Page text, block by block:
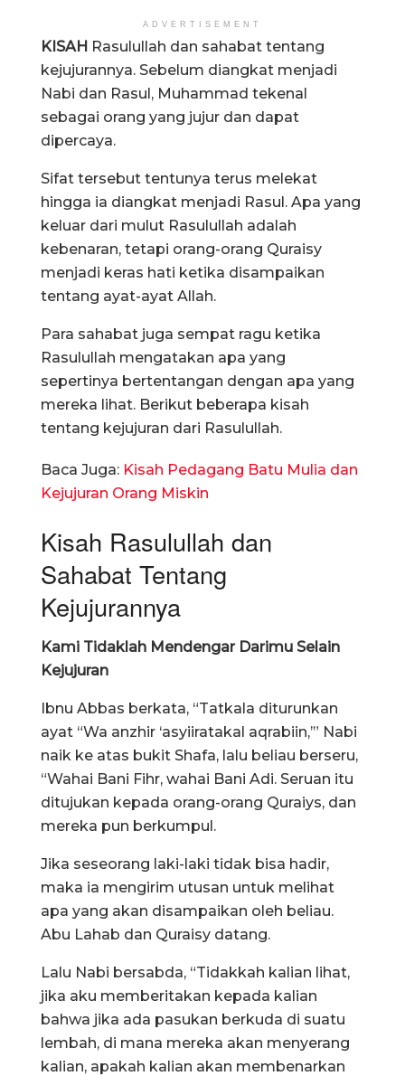
ADVERTISEMENT
KISAH Rasulullah dan sahabat tentang
kejujurannya. Sebelum diangkat menjadi
Nabi dan Rasul, Muhammad tekenal
sebagai orang yang jujur dan dapat
dipercaya.
Sifat tersebut tentunya terus melekat
hingga ia diangkat menjadi Rasul. Apa yang
keluar dari mulut Rasulullah adalah
kebenaran, tetapi orang-orang Quraisy
menjadi keras hati ketika disampaikan
tentang ayat-ayat Allah.
Para sahabat juga sempat ragu ketika
Rasulullah mengatakan apa yang
sepertinya bertentangan dengan apa yang
mereka lihat. Berikut beberapa kisah
tentang kejujuran dari Rasulullah.
Baca Juga: Kisah Pedagang Batu Mulia dan
Kejujuran Orang Miskin
Kisah Rasulullah dan
Sahabat Tentang
Kejujurannya
Kami Tidaklah Mendengar Darimu Selain
Kejujuran
Ibnu Abbas berkata, “Tatkala diturunkan
ayat “Wa anzhir ‘asyiiratakal aqrabiin,’” Nabi
naik ke atas bukit Shafa, lalu beliau berseru,
“Wahai Bani Fihr, wahai Bani Adi. Seruan itu
ditujukan kepada orang-orang Quraiys, dan
mereka pun berkumpul.
Jika seseorang laki-laki tidak bisa hadir,
maka ia mengirim utusan untuk melihat
apa yang akan disampaikan oleh beliau.
Abu Lahab dan Quraisy datang.
Lalu Nabi bersabda, “Tidakkah kalian lihat,
jika aku memberitakan kepada kalian
bahwa jika ada pasukan berkuda di suatu
lembah, di mana mereka akan menyerang
kalian, apakah kalian akan membenarkan